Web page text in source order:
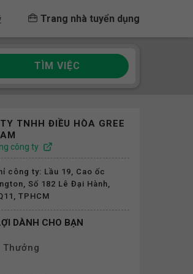
Trang nhà tuyển dụng
TÌM VIỆC
TNHH ĐIỀU HÒA GREE
công ty
công ty: Lầu 19, Cao ốc
Số 182 Lê Đại Hành,
TPHCM
DÀNH CHO BẠN
Thưởng